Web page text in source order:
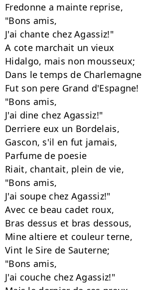
Fredonne a mainte reprise,
"Bons amis,
J'ai chante chez Agassiz!"
A cote marchait un vieux
Hidalgo, mais non mousseux;
Dans le temps de Charlemagne
Fut son pere Grand d'Espagne!
"Bons amis,
J'ai dine chez Agassiz!"
Derriere eux un Bordelais,
Gascon, s'il en fut jamais,
Parfume de poesie
Riait, chantait, plein de vie,
"Bons amis,
J'ai soupe chez Agassiz!"
Avec ce beau cadet roux,
Bras dessus et bras dessous,
Mine altiere et couleur terne,
Vint le Sire de Sauterne;
"Bons amis,
J'ai couche chez Agassiz!"